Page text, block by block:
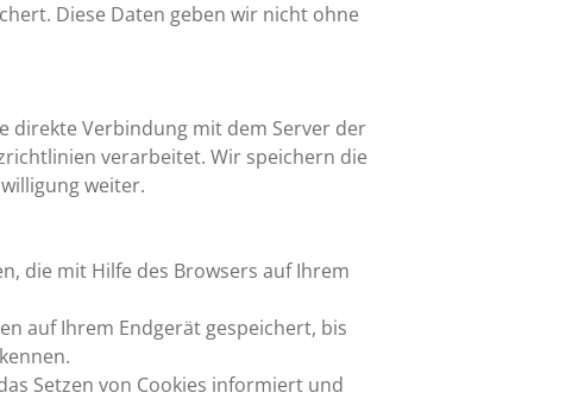
Diese Daten geben wir nicht ohne
direkte Verbindung mit dem Server der
verarbeitet. Wir speichern die
weiter.
die mit Hilfe des Browsers auf Ihrem
auf Ihrem Endgerät gespeichert, bis
Setzen von Cookies informiert und